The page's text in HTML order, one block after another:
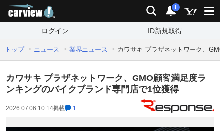
検索 通知
i
ログイン ID新規取得
トップ ニュース 業界ニュース カワサキ プラザネットワーク、
カワサキ プラザネットワーク、GMO顧客満足度ラ
ンキングのバイクブランド専門店で1位獲得
2026.07.06 10:14掲載 1